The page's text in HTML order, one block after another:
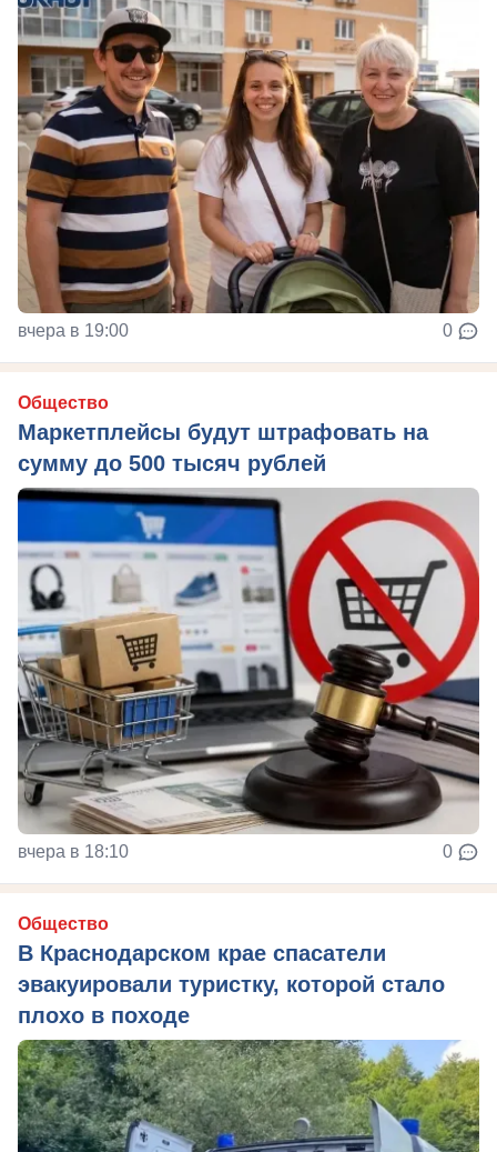
вчера в 19:00 0
Общество
Маркетплейсы будут штрафовать на
сумму до 500 тысяч рублей
вчера в 18:10 0
Общество
В Краснодарском крае спасатели
эвакуировали туристку, которой стало
плохо в походе